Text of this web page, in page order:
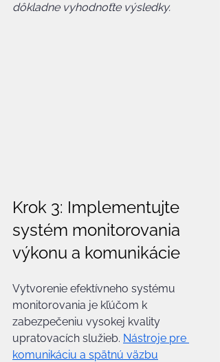
dôkladne vyhodnoťte výsledky.
Krok 3: Implementujte
systém monitorovania
výkonu a komunikácie
Vytvorenie efektívneho systému
monitorovania je kľúčom k
zabezpečeniu vysokej kvality
upratovacích služieb. Nástroje pre
komunikáciu a spätnú väzbu